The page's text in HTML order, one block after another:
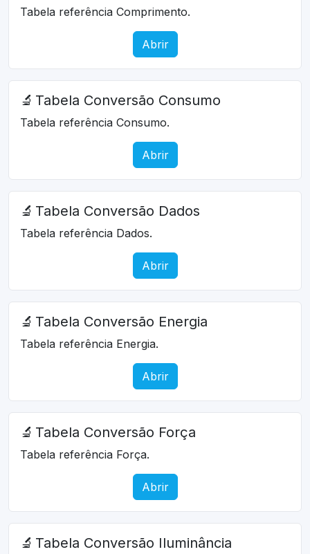
Tabela referência Comprimento.
Abrir
🔬 Tabela Conversão Consumo
Tabela referência Consumo.
Abrir
🔬 Tabela Conversão Dados
Tabela referência Dados.
Abrir
🔬 Tabela Conversão Energia
Tabela referência Energia.
Abrir
🔬 Tabela Conversão Força
Tabela referência Força.
Abrir
🔬 Tabela Conversão Iluminância